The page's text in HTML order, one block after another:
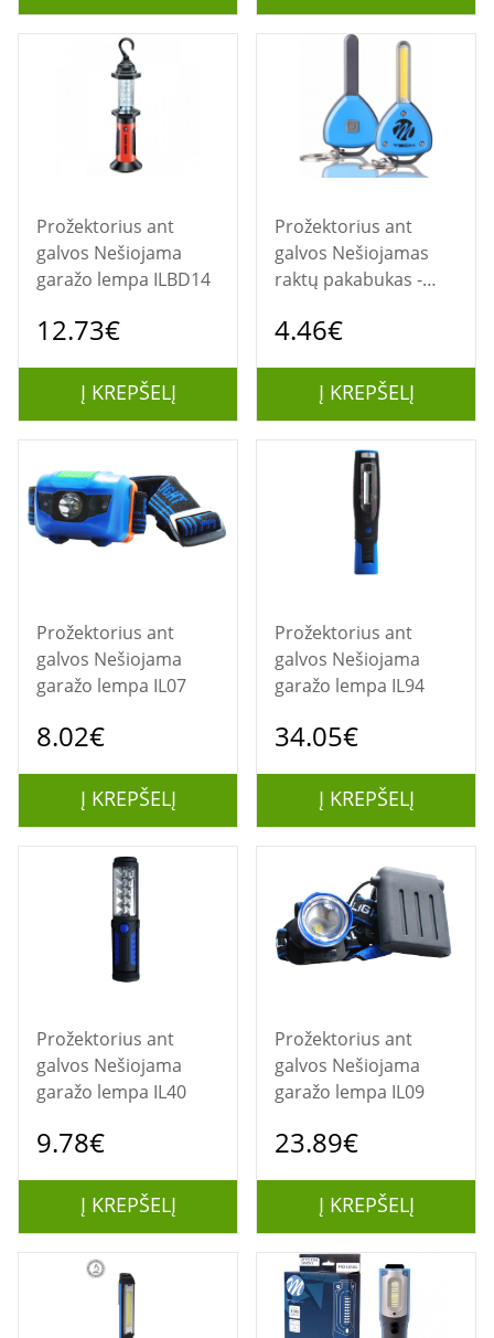
Prožektorius ant
galvos Nešiojama
garažo lempa ILBD14
12.73€
Į KREPŠELĮ
Prožektorius ant
galvos Nešiojamas
raktų pakabukas -
4.46€
Į KREPŠELĮ
Prožektorius ant
galvos Nešiojama
garažo lempa IL07
8.02€
Į KREPŠELĮ
Prožektorius ant
galvos Nešiojama
garažo lempa IL94
34.05€
Į KREPŠELĮ
Prožektorius ant
galvos Nešiojama
garažo lempa IL40
9.78€
Į KREPŠELĮ
Prožektorius ant
galvos Nešiojama
garažo lempa IL09
23.89€
Į KREPŠELĮ